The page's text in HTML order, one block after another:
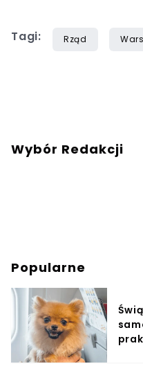
Tagi: Rząd
Wybór Redakcji
Popularne